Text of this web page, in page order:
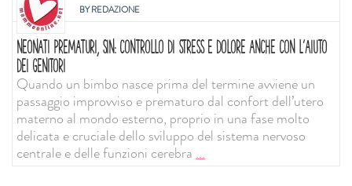
BYREDAZIONE
NEONATI PREMATURI, SIN: CONTROLLO DI STRESS E DOLORE ANCHE CON L'AIUTO
DEI GENITORI
Quando un bimbo nasce prima del termine avviene un
passaggio improvviso e prematuro dal confort dell’utero
materno al mondo esterno, proprio in una fase molto
delicata e cruciale dello sviluppo del sistema nervoso
centrale e delle funzioni cerebra...